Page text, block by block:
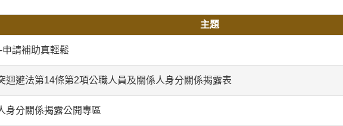
主題
申請補助真輕鬆
迴避法第14條第2項公職人員及關係人身分關係揭露表
身分關係揭露公開專區